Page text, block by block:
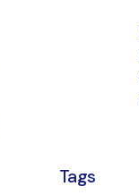
Tags